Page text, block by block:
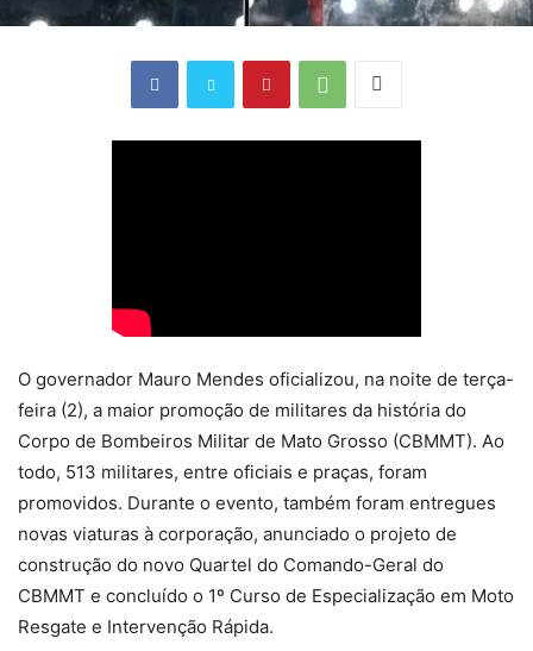
O governador Mauro Mendes oficializou, na noite de terça-
feira (2), a maior promoção de militares da história do
Corpo de Bombeiros Militar de Mato Grosso (CBMMT). Ao
todo, 513 militares, entre oficiais e praças, foram
promovidos. Durante o evento, também foram entregues
novas viaturas à corporação, anunciado o projeto de
construção do novo Quartel do Comando-Geral do
CBMMT e concluído o 1º Curso de Especialização em Moto
Resgate e Intervenção Rápida.